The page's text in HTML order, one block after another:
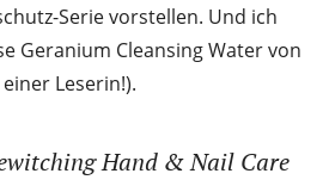
Serie vorstellen. Und ich
Geranium Cleansing Water von
Leserin!).
Hand & Nail Care